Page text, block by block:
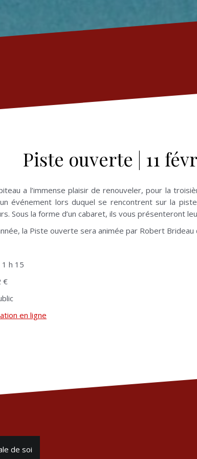
Piste ouverte | 11
a l’immense plaisir de renouveler, pour la
événement lors duquel se rencontrent sur la
Sous la forme d’un cabaret, ils vous présenteront
la Piste ouverte sera animée par Robert Brideau
1 h 15
€
en ligne
de soi